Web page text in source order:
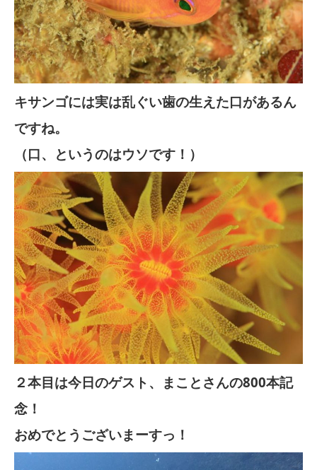
キサンゴには実は乱ぐい歯の生えた口があるん
ですね。
（口、というのはウソです！）
２本目は今日のゲスト、まことさんの800本記
念！
おめでとうございまーすっ！